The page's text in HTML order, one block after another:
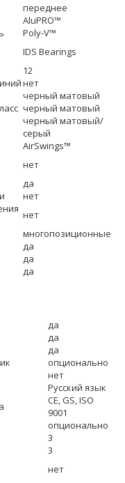
переднее
AluPRO™
Poly-V™
IDS Bearings
12
нет
черный матовый
черный матовый
черный матовый/
серый
AirSwings™
нет
да
нет
нет
многопозиционные
да
да
да
да
да
да
опционально
нет
Русский язык
CE, GS, ISO
9001
опционально
3
3
нет